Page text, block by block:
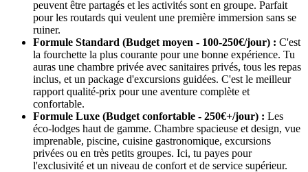
peuvent être partagés et les activités sont en groupe. Parfait
pour les routards qui veulent une première immersion sans se
ruiner.
Formule Standard (Budget moyen - 100-250€/jour) : C'est
la fourchette la plus courante pour une bonne expérience. Tu
auras une chambre privée avec sanitaires privés, tous les repas
inclus, et un package d'excursions guidées. C'est le meilleur
rapport qualité-prix pour une aventure complète et
confortable.
Formule Luxe (Budget confortable - 250€+/jour) : Les
éco-lodges haut de gamme. Chambre spacieuse et design, vue
imprenable, piscine, cuisine gastronomique, excursions
privées ou en très petits groupes. Ici, tu payes pour
l'exclusivité et un niveau de confort et de service supérieur.